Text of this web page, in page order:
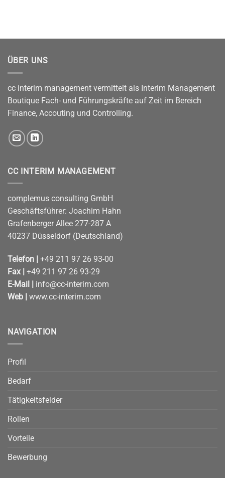
ÜBER UNS
cc interim management vermittelt als Interim Management
Boutique Fach- und Führungskräfte auf Zeit im Bereich
Finance, Accouting und Controlling.
CC INTERIM MANAGEMENT
complemus consulting GmbH
Geschäftsführer: Joachim Hahn
Grafenberger Allee 277-287 A
40237 Düsseldorf (Deutschland)
Telefon | +49 211 97 26 93-00
Fax | +49 211 97 26 93-29
E-Mail | info@cc-interim.com
Web | www.cc-interim.com
NAVIGATION
Profil
Bedarf
Tätigkeitsfelder
Rollen
Vorteile
Bewerbung